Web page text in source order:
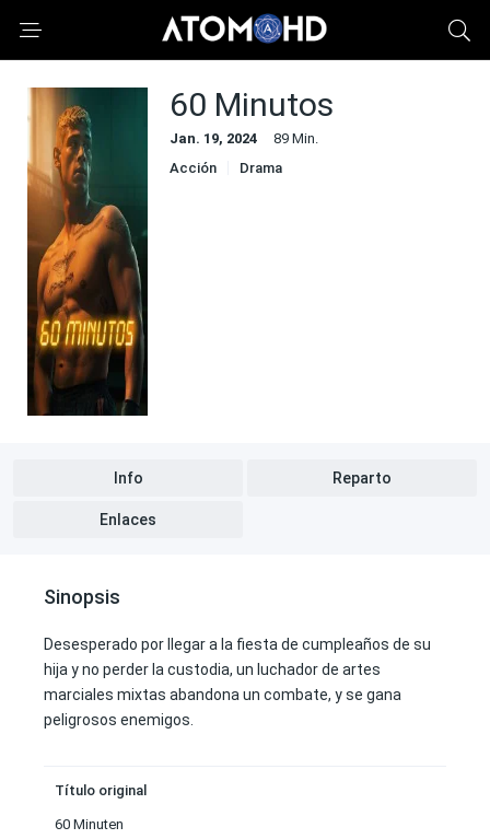
60 Minutos
Jan. 19, 2024
89 Min.
Acción
Drama
Info Reparto
Enlaces
Sinopsis
Desesperado por llegar a la fiesta de cumpleaños de su
hija y no perder la custodia, un luchador de artes
marciales mixtas abandona un combate, y se gana
peligrosos enemigos.
Título original
60 Minuten